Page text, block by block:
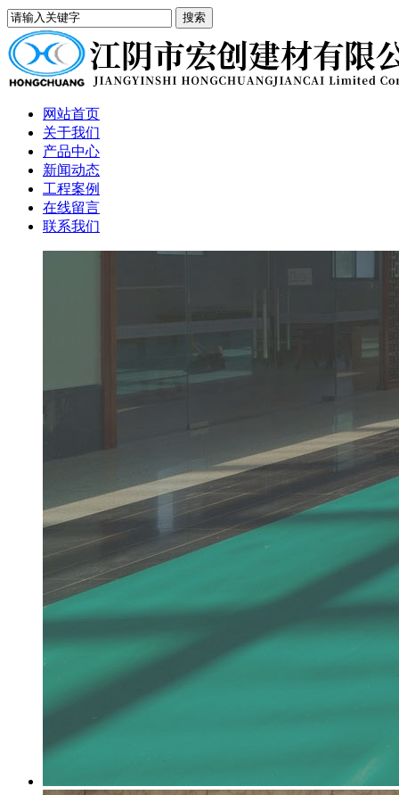
网站首页
关于我们
产品中心
新闻动态
工程案例
在线留言
联系我们